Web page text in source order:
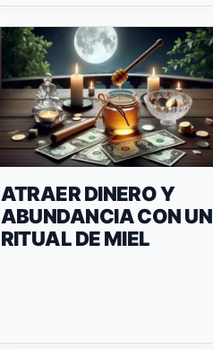
ATRAER DINERO Y
ABUNDANCIA CON UN
RITUAL DE MIEL